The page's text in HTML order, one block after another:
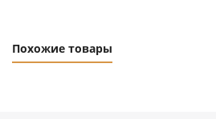
Похожие товары